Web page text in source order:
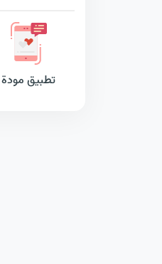
تطبيق مودة